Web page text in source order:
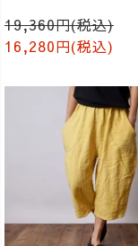
19,360円(税込)
16,280円(税込)